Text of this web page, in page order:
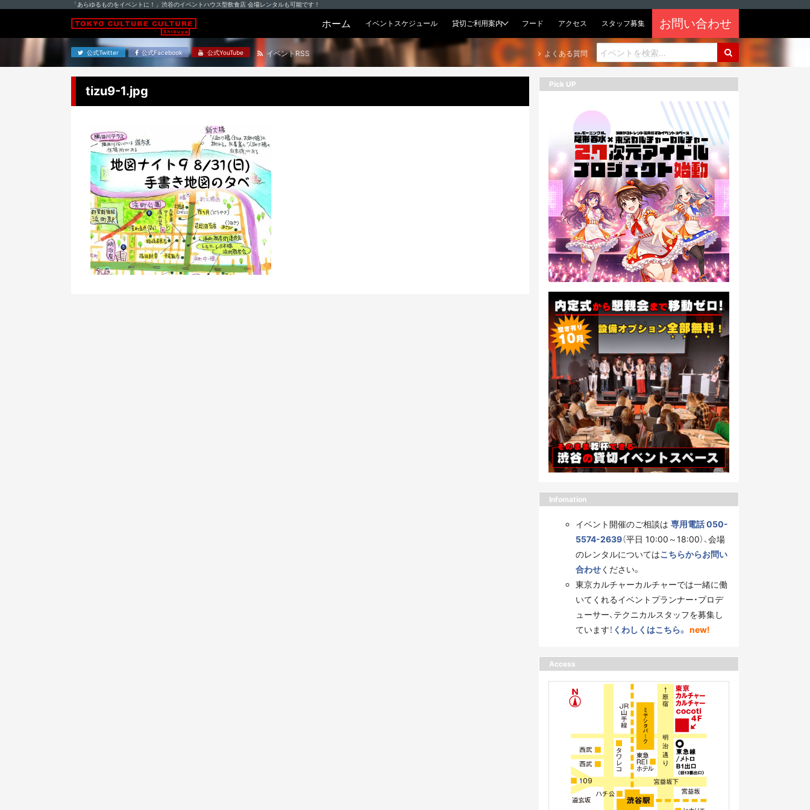
「あらゆるものをイベントに！」渋谷のイベントハウス型飲食店 会場レンタルも可能です！
ホーム イベントスケジュール 貸切ご利用案内 フード アクセス スタッフ募集 お問い合わせ
公式Twitter 公式Facebook 公式YouTube イベントRSS よくある質問
tizu9-1.jpg Pick UP
Infomation
イベント開催のご相談は 専用電話 050-
5574-2639（平日 10:00～18:00）、会場
のレンタルについてはこちらからお問い
合わせください。
東京カルチャーカルチャーでは一緒に働
いてくれるイベントプランナー・プロデ
ューサー、テクニカルスタッフを募集し
ています！ くわしくはこちら。 new!
Access